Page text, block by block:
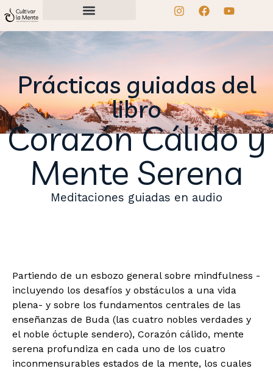
Prácticas guiadas del
libro
Corazón Cálido y
Mente Serena
Meditaciones guiadas en audio
Partiendo de un esbozo general sobre mindfulness -
incluyendo los desafíos y obstáculos a una vida
plena- y sobre los fundamentos centrales de las
enseñanzas de Buda (las cuatro nobles verdades y
el noble óctuple sendero), Corazón cálido, mente
serena profundiza en cada uno de los cuatro
inconmensurables estados de la mente, los cuales